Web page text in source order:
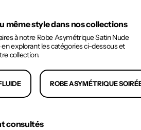
même style dans nos collections
à notre Robe Asymétrique Satin Nude
explorant les catégories ci-dessous et
collection.
ROBE ASYMÉTRIQUE
consultés